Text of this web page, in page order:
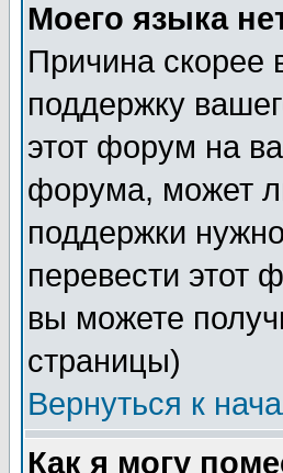
Моего языка
Причина скорее
поддержку
этот форум на
форума, может
поддержки
перевести этот
вы можете
страницы)
Вернуться к
Как я могу